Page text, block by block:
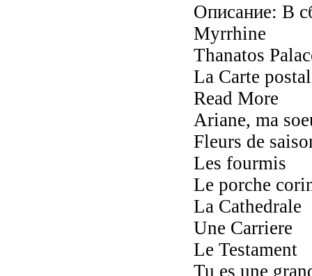
Описание: В
Myrrhine
Thanatos
La Carte
Read More
Ariane, ma
Fleurs de
Les fourmis
Le porche
La Cathedrale
Une Carriere
Le Testament
Tu es une